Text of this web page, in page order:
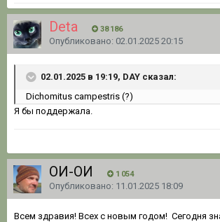
Deta 38 186
Опубликовано: 02.01.2025 20:15
02.01.2025 в 19:19, DAY сказал:
Dichomitus campestris (?)
Я бы поддержала.
ОЙ-ОЙ 1 054
Опубликовано: 11.01.2025 18:09
Всем здравия! Всех с новым годом! Сегодня